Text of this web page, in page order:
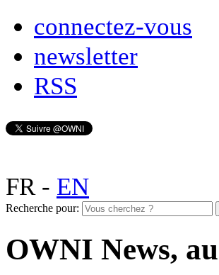
connectez-vous
newsletter
RSS
FR- EN
Recherche pour:
OWNI News,